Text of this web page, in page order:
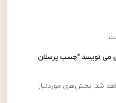
می نویسد “چسب پرسلان
شد. بخش‌های موردنیاز